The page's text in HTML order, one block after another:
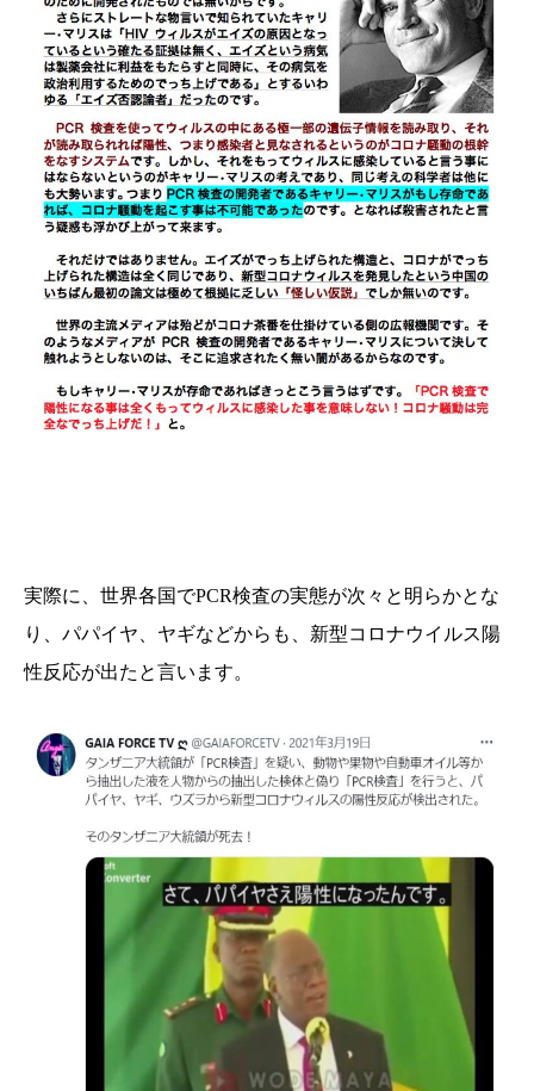
実際に、世界各国でPCR検査の実態が次々と明らかとな
り、パパイヤ、ヤギなどからも、新型コロナウイルス陽
性反応が出たと言います。